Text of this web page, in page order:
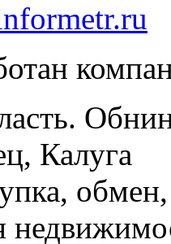
Калуга
обмен,